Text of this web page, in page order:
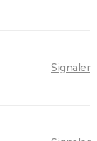
Signaler